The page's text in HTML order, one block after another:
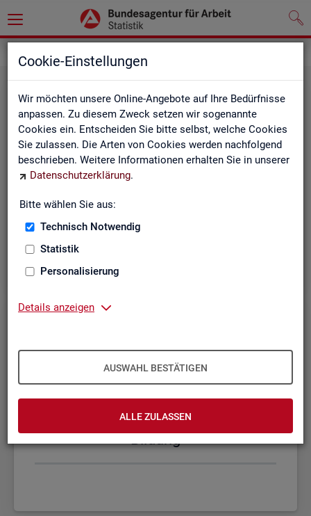
Cookie-Einstellungen
Wir möchten unsere Online-Angebote auf Ihre Bedürfnisse
anpassen. Zu diesem Zweck setzen wir sogenannte
Cookies ein. Entscheiden Sie bitte selbst, welche Cookies
Sie zulassen. Die Arten von Cookies werden nachfolgend
beschrieben. Weitere Informationen erhalten Sie in unserer
Datenschutzerklärung.
Bitte wählen Sie aus:
Technisch Notwendig
Statistik
Personalisierung
Details anzeigen
AUSWAHL BESTÄTIGEN
ALLE ZULASSEN
Bil­dung